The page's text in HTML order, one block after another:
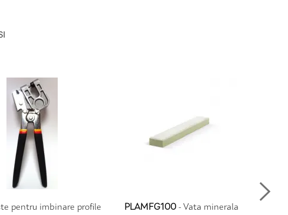
pentru imbinare profile
PLAMFG100 - Vata minerala